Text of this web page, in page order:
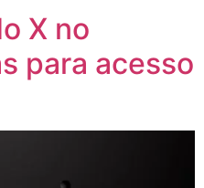
X no
para acesso